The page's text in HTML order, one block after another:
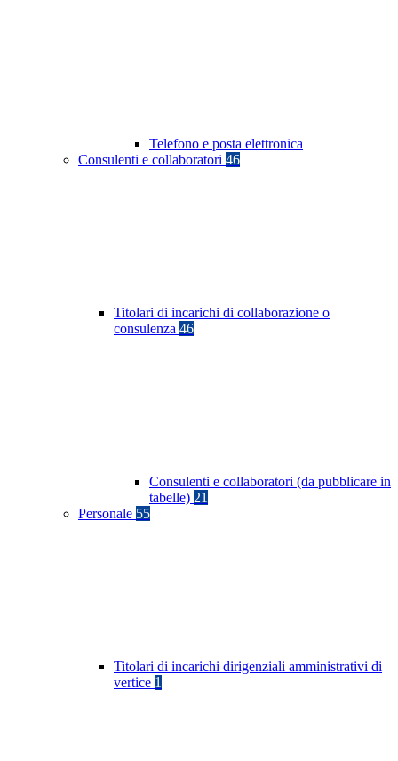
Telefono e posta elettronica
Consulenti e collaboratori 46
Titolari di incarichi di collaborazione o
consulenza 46
Consulenti e collaboratori (da pubblicare in
tabelle) 21
Personale 55
Titolari di incarichi dirigenziali amministrativi di
vertice 1